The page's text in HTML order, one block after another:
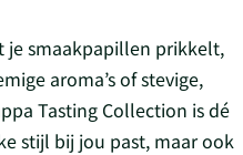
je smaakpapillen prikkelt,
aroma’s of stevige,
Tasting Collection is dé
stijl bij jou past, maar ook